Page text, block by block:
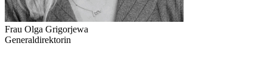
Frau Olga Grigorjewa
Generaldirektorin